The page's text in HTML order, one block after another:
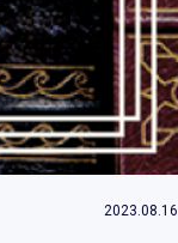
2023.08.16